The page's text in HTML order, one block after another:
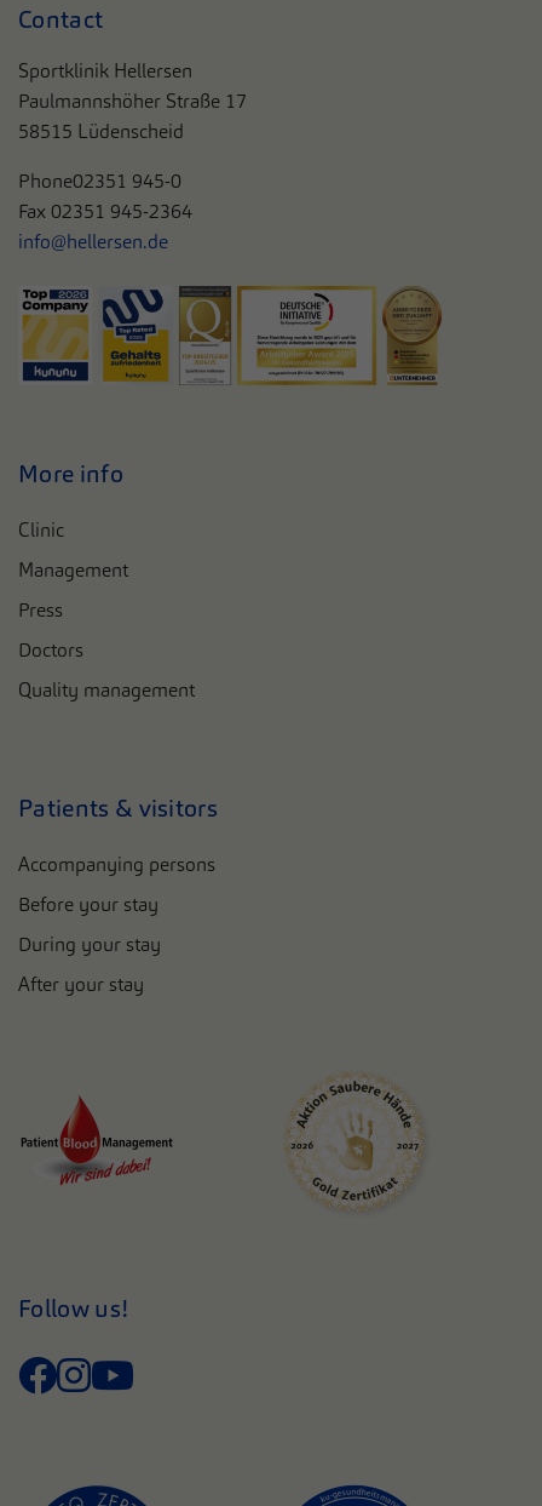
Contact
Sportklinik Hellersen
Paulmannshöher Straße 17
58515 Lüdenscheid
Phone02351 945-0
Fax 02351 945-2364
info@hellersen.de
More info
Clinic
Management
Press
Doctors
Quality management
Patients & visitors
Accompanying persons
Before your stay
During your stay
After your stay
Follow us!